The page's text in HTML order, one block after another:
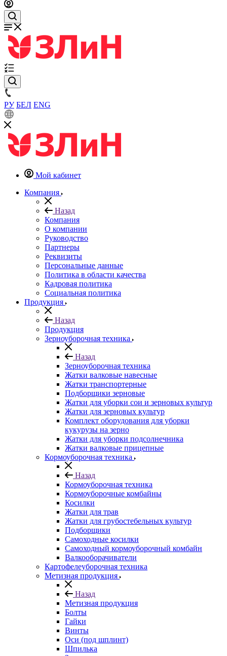
РУ БЕЛ ENG
Мой кабинет
Компания
Назад
Компания
О компании
Руководство
Партнеры
Реквизиты
Персональные данные
Политика в области качества
Кадровая политика
Социальная политика
Продукция
Назад
Продукция
Зерноуборочная техника
Назад
Зерноуборочная техника
Жатки валковые навесные
Жатки транспортерные
Подборщики зерновые
Жатки для уборки сои и зерновых культур
Жатки для зерновых культур
Комплект оборудования для уборки
кукурузы на зерно
Жатки для уборки подсолнечника
Жатки валковые прицепные
Кормоуборочная техника
Назад
Кормоуборочная техника
Кормоуборочные комбайны
Косилки
Жатки для трав
Жатки для грубостебельных культур
Подборщики
Самоходные косилки
Самоходный кормоуборочный комбайн
Валкооборачиватели
Картофелеуборочная техника
Метизная продукция
Назад
Метизная продукция
Болты
Гайки
Винты
Оси (под шплинт)
Шпилька